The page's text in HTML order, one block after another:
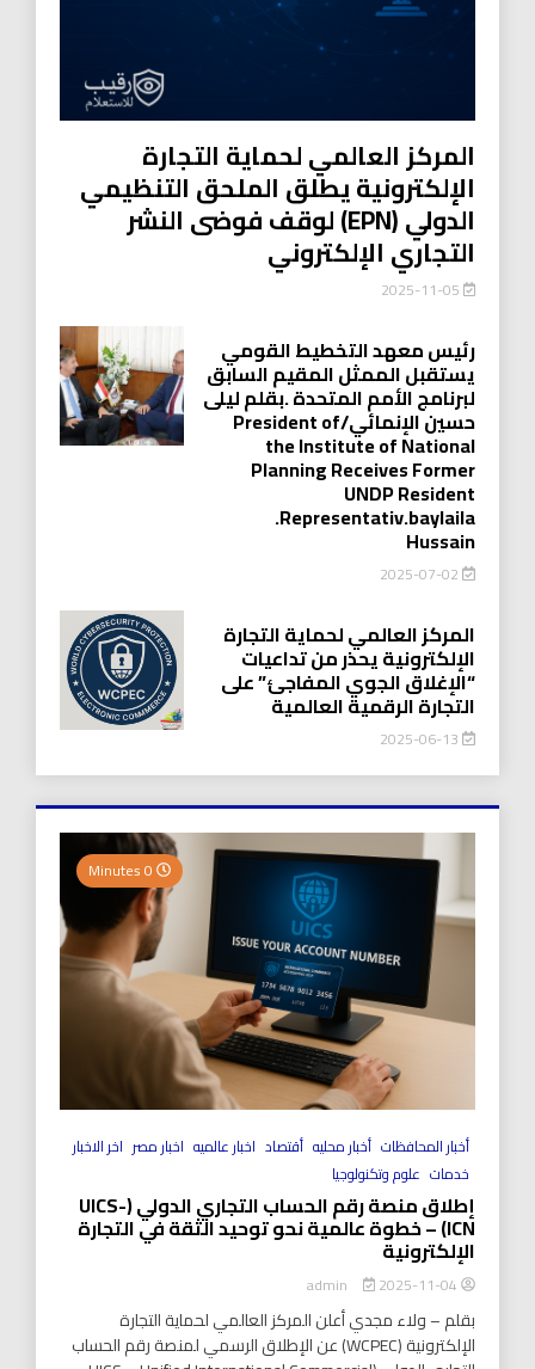
المركز العالمي لحماية التجارة
الإلكترونية يطلق الملحق التنظيمي
الدولي (EPN) لوقف فوضى النشر
التجاري الإلكتروني
رئيس معهد التخطيط القومي
يستقبل الممثل المقيم السابق
لبرنامج الأمم المتحدة .بقلم ليلى
حسين الإنمائي/President of
the Institute of National
Planning Receives Former
UNDP Resident
.Representativ.baylaila
Hussain
2025-07-02
المركز العالمي لحماية التجارة
الإلكترونية يحذر من تداعيات
“الإغلاق الجوي المفاجئ” على
التجارة الرقمية العالمية
2025-06-13
أخبار المحافظات أخبار محليه أقتصاد اخبار عالميه اخبار مصر اخر الاخبار
خدمات علوم وتكنولوجيا
إطلاق منصة رقم الحساب التجاري الدولي (UICS-
ICN) – خطوة عالمية نحو توحيد الثقة في التجارة
الإلكترونية
2025-11-04
بقلم – ولاء مجدي أعلن المركز العالمي لحماية التجارة
الإلكترونية (WCPEC) عن الإطلاق الرسمي لمنصة رقم الحساب